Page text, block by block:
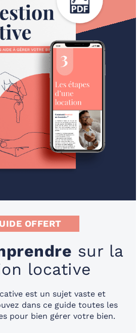
OFFERT
sur la
locative
est un sujet vaste et
dans ce guide toutes les
pour bien gérer votre bien.